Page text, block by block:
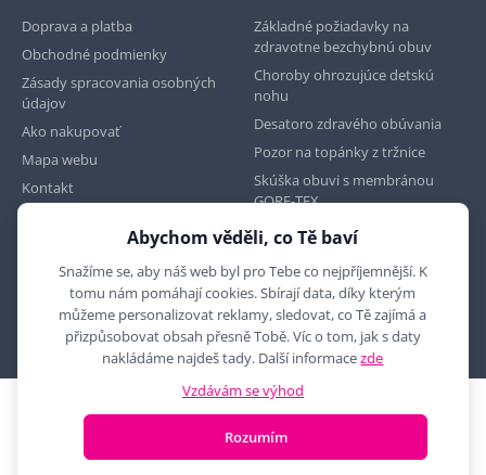
Doprava a platba
Obchodné podmienky
Zásady spracovania osobných
údajov
Ako nakupovať
Mapa webu
Kontakt
Základné požiadavky na
zdravotne bezchybnú obuv
Choroby ohrozujúce detskú
nohu
Desatoro zdravého obúvania
Pozor na topánky z tržnice
Skúška obuvi s membránou
GORE-TEX
2010 - 2026 © MYRON MAXX, s.r.o., všechna práva vyhrazena
E-shop vytvořila
Abychom věděli, co Tě baví
Snažíme se, aby náš web byl pro Tebe co nejpříjemnější. K
tomu nám pomáhají cookies. Sbírají data, díky kterým
můžeme personalizovat reklamy, sledovat, co Tě zajímá a
přizpůsobovat obsah přesně Tobě. Víc o tom, jak s daty
nakládáme najdeš tady. Další informacezde
Vzdávám se výhod
Rozumím